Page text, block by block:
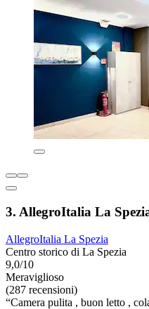
3. AllegroItalia La
AllegroItalia La Spezia
Centro storico di La Spezia
9,0/10
Meraviglioso
(287 recensioni)
“Camera pulita , buon letto ,